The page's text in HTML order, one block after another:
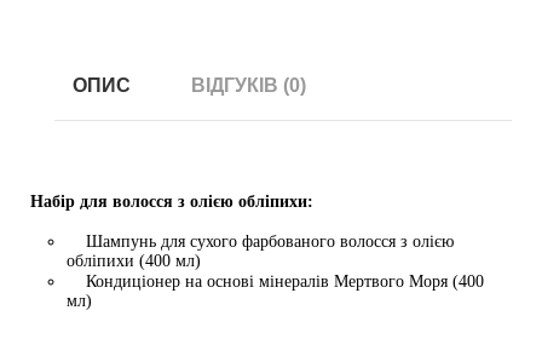
ОПИС ВІДГУКІВ (0)
Набір для волосся з олією обліпихи:
Шампунь для сухого фарбованого волосся з олією
обліпихи (400 мл)
мл)